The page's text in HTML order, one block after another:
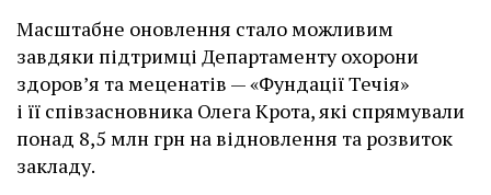
Масштабне оновлення стало можливим
завдяки підтримці Департаменту охорони
здоров’я та меценатів — «Фундації Течія»
і її співзасновника Олега Крота, які спрямували
понад 8,5 млн грн на відновлення та розвиток
закладу.